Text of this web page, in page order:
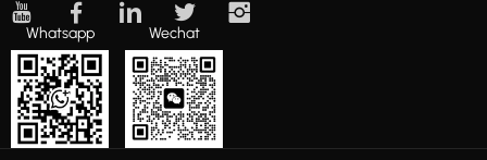
Whatsapp Wechat